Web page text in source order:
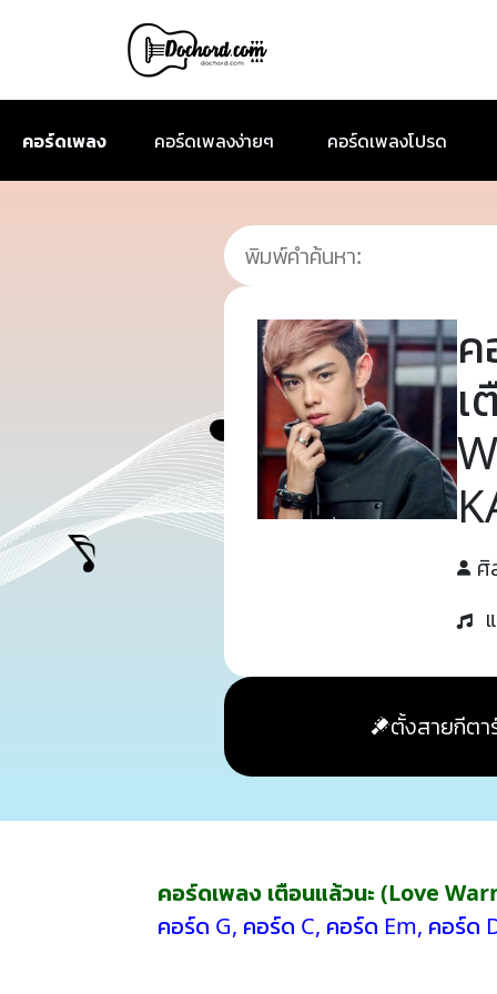
คอร์ดเพลง คอร์ดเพลงง่ายๆ คอร์ดเพลงโปรด
เ
ตั้งสายกีตา
คอร์ดเพลง เตือนแล้วนะ (Love
คอร์ด G, คอร์ด C, คอร์ด Em, คอร์ด